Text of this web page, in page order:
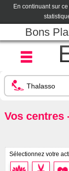
En continuant sur
Bons
Vos centres
Sélectionnez votre